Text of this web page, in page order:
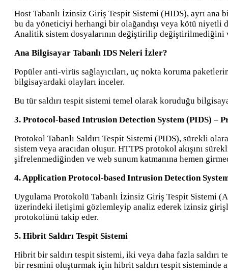
Host Tabanlı İzinsiz Giriş Tespit Sistemi (HIDS), ayrı ana
bu da yöneticiyi herhangi bir olağandışı veya kötü niyetli
Analitik sistem dosyalarının değiştirilip
Ana Bilgisayar Tabanlı IDS Neleri İzler?
Popüler anti-virüs sağlayıcıları, uç nokta koruma
bilgisayardaki olayları inceler.
Bu tür saldırı tespit sistemi temel olarak koruduğu
3. Protocol-based Intrusion Detection System (PIDS) –
Protokol Tabanlı Saldırı Tespit Sistemi (PIDS), sürekli
sistem veya aracıdan oluşur. HTTPS protokol akışını
şifrelenmediğinden ve web sunum katmanına hemen
4. Application Protocol-based Intrusion Detection
Uygulama Protokolü Tabanlı İzinsiz Giriş Tespit Sistemi
üzerindeki iletişimi gözlemleyip analiz ederek izinsiz
protokolünü takip eder.
5. Hibrit Saldırı Tespit Sistemi
Hibrit bir saldırı tespit sistemi, iki veya daha fazla
bir resmini oluşturmak için hibrit saldırı tespit